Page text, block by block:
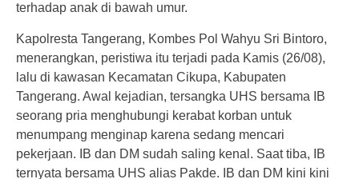
terhadap anak di bawah umur.
Kapolresta Tangerang, Kombes Pol Wahyu Sri Bintoro,
menerangkan, peristiwa itu terjadi pada Kamis (26/08),
lalu di kawasan Kecamatan Cikupa, Kabupaten
Tangerang. Awal kejadian, tersangka UHS bersama IB
seorang pria menghubungi kerabat korban untuk
menumpang menginap karena sedang mencari
pekerjaan. IB dan DM sudah saling kenal. Saat tiba, IB
ternyata bersama UHS alias Pakde. IB dan DM kini kini